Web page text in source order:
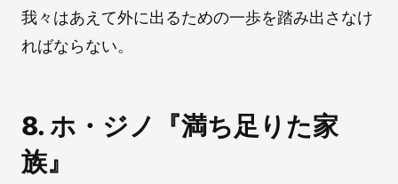
我々はあえて外に出るための一歩を踏み出さなけ
ればならない。
8. ホ・ジノ『満ち足りた家
族』